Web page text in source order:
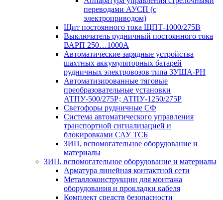
переводами АУСП (с
электроприводом)
Щит постоянного тока ЩПТ-1000/275В
Выключатель рудничный постоянного тока
ВАРП 250…1000А
Автоматические зарядные устройства
шахтных аккумуляторных батарей
рудничных электровозов типа ЗУША-РН
Автоматизированные тяговые
преобразовательные установки
АТПУ-500/275Р; АТПУ-1250/275Р
Светофоры рудничные СФ
Система автоматического управления
транспортной сигнализацией и
блокировками САУ ТСБ
ЗИП, вспомогательное оборудование и
материалы
ЗИП, вспомогательное оборудование и материалы
Арматура линейная контактной сети
Металлоконструкции для монтажа
оборудования и прокладки кабеля
Комплект средств безопасности